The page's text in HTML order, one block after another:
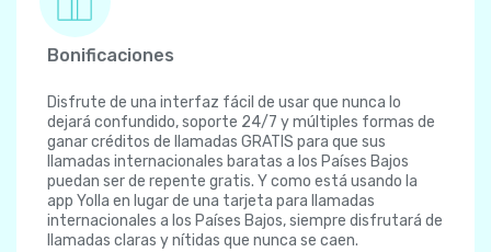
Bonificaciones
Disfrute de una interfaz fácil de usar que nunca lo
dejará confundido, soporte 24/7 y múltiples formas de
ganar créditos de llamadas GRATIS para que sus
llamadas internacionales baratas a los Países Bajos
puedan ser de repente gratis. Y como está usando la
app Yolla en lugar de una tarjeta para llamadas
internacionales a los Países Bajos, siempre disfrutará de
llamadas claras y nítidas que nunca se caen.